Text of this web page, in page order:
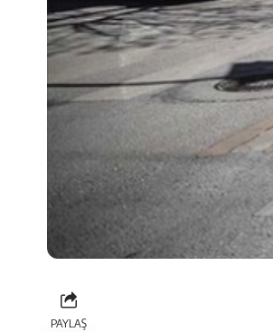
PAYLAŞ